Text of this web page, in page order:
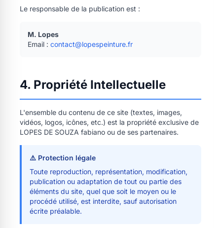
Le responsable de la publication est :
M. Lopes
Email : contact@lopespeinture.fr
4. Propriété Intellectuelle
L'ensemble du contenu de ce site (textes, images,
vidéos, logos, icônes, etc.) est la propriété exclusive de
LOPES DE SOUZA fabiano ou de ses partenaires.
⚠️ Protection légale
Toute reproduction, représentation, modification,
publication ou adaptation de tout ou partie des
éléments du site, quel que soit le moyen ou le
procédé utilisé, est interdite, sauf autorisation
écrite préalable.